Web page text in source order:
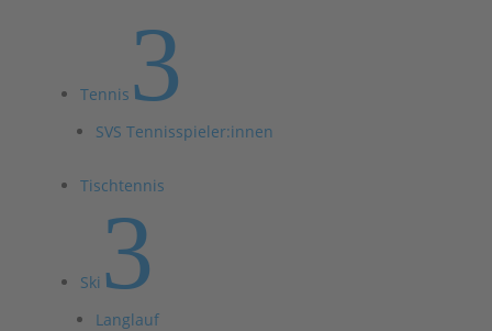
Tennis 3
SVS Tennisspieler:innen
Tischtennis
Ski 3
Langlauf